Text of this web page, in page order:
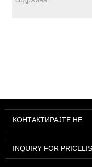
КОНТАКТИРАЈТЕ НЕ
INQUIRY FOR